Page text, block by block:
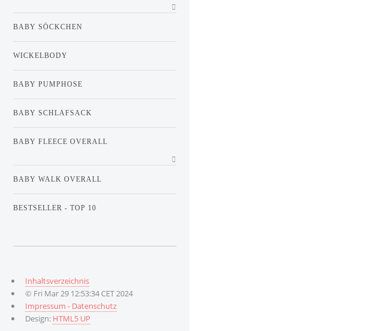
BABY SÖCKCHEN
WICKELBODY
BABY PUMPHOSE
BABY SCHLAFSACK
BABY FLEECE OVERALL
BABY WALK OVERALL
BESTSELLER - TOP 10
Inhaltsverzeichnis
© Fri Mar 29 12:53:34 CET 2024
Impressum - Datenschutz
Design: HTML5 UP